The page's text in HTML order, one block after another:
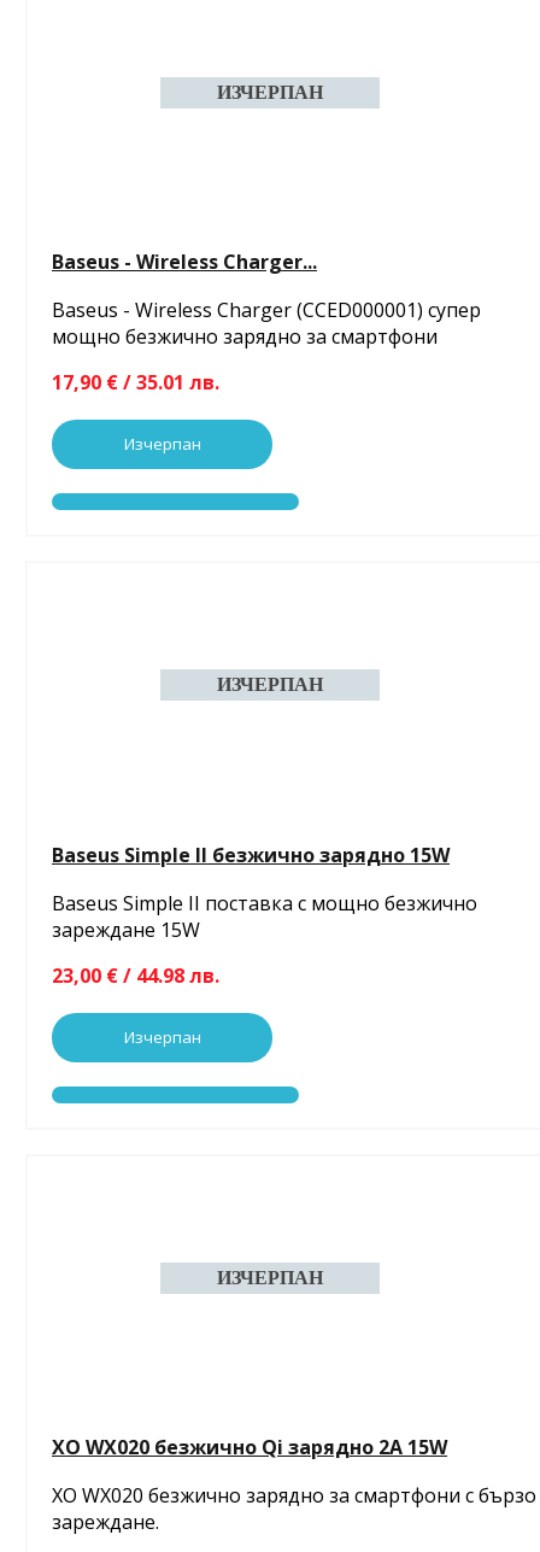
Baseus - Wireless Charger...
Baseus - Wireless Charger (CCED000001) супер
мощно безжично зарядно за смартфони
17,90 € / 35.01 лв.
Изчерпан
Baseus Simple II безжично зарядно 15W
Baseus Simple II поставка с мощно безжично
зареждане 15W
23,00 € / 44.98 лв.
Изчерпан
XO WX020 безжично Qi зарядно 2A 15W
XO WX020 безжично зарядно за смартфони с бързо
зареждане.